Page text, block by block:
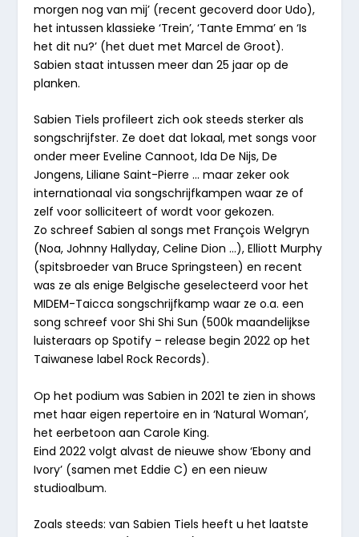
morgen nog van mij’ (recent gecoverd door Udo),
het intussen klassieke ‘Trein’, ‘Tante Emma’ en ‘Is
het dit nu?’ (het duet met Marcel de Groot).
Sabien staat intussen meer dan 25 jaar op de
planken.
Sabien Tiels profileert zich ook steeds sterker als
songschrijfster. Ze doet dat lokaal, met songs voor
onder meer Eveline Cannoot, Ida De Nijs, De
Jongens, Liliane Saint-Pierre … maar zeker ook
internationaal via songschrijfkampen waar ze of
zelf voor solliciteert of wordt voor gekozen.
Zo schreef Sabien al songs met François Welgryn
(Noa, Johnny Hallyday, Celine Dion …), Elliott Murphy
(spitsbroeder van Bruce Springsteen) en recent
was ze als enige Belgische geselecteerd voor het
MIDEM-Taicca songschrijfkamp waar ze o.a. een
song schreef voor Shi Shi Sun (500k maandelijkse
luisteraars op Spotify – release begin 2022 op het
Taiwanese label Rock Records).
Op het podium was Sabien in 2021 te zien in shows
met haar eigen repertoire en in ‘Natural Woman’,
het eerbetoon aan Carole King.
Eind 2022 volgt alvast de nieuwe show ‘Ebony and
Ivory’ (samen met Eddie C) en een nieuw
studioalbum.
Zoals steeds: van Sabien Tiels heeft u het laatste